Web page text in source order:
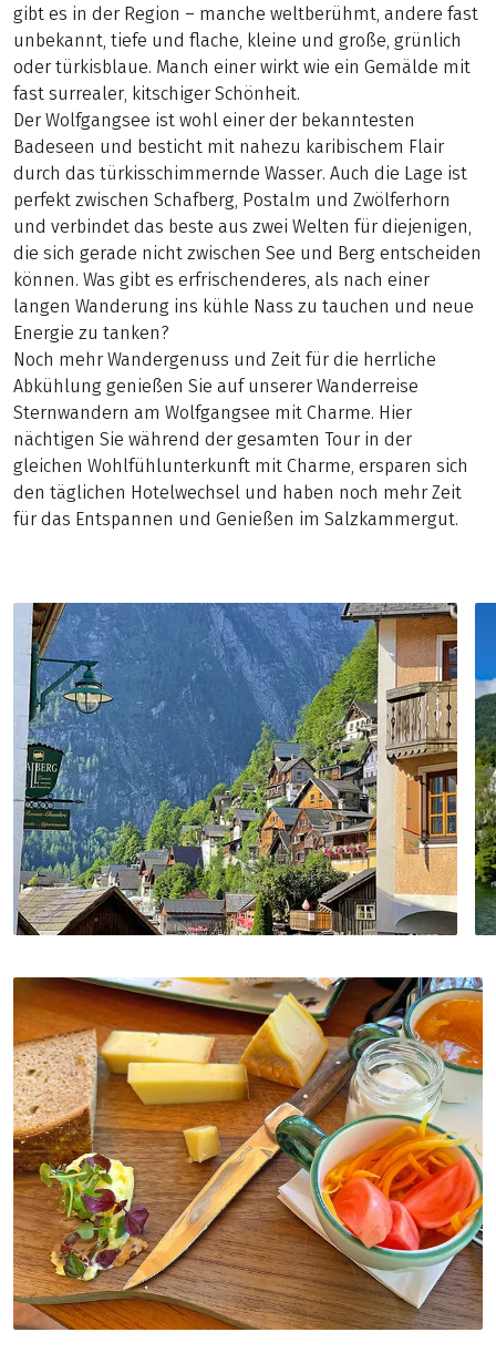
gibt es in der Region – manche weltberühmt, andere fast
unbekannt, tiefe und flache, kleine und große, grünlich
oder türkisblaue. Manch einer wirkt wie ein Gemälde mit
fast surrealer, kitschiger Schönheit.
Der Wolfgangsee ist wohl einer der bekanntesten
Badeseen und besticht mit nahezu karibischem Flair
durch das türkisschimmernde Wasser. Auch die Lage ist
perfekt zwischen Schafberg, Postalm und Zwölferhorn
und verbindet das beste aus zwei Welten für diejenigen,
die sich gerade nicht zwischen See und Berg entscheiden
können. Was gibt es erfrischenderes, als nach einer
langen Wanderung ins kühle Nass zu tauchen und neue
Energie zu tanken?
Noch mehr Wandergenuss und Zeit für die herrliche
Abkühlung genießen Sie auf unserer Wanderreise
Sternwandern am Wolfgangsee mit Charme. Hier
nächtigen Sie während der gesamten Tour in der
gleichen Wohlfühlunterkunft mit Charme, ersparen sich
den täglichen Hotelwechsel und haben noch mehr Zeit
für das Entspannen und Genießen im Salzkammergut.